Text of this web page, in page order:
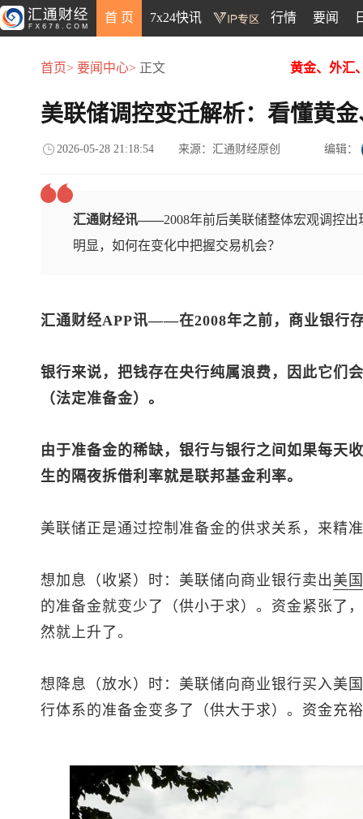
首 页 7x24快讯 行情 要闻
首页> 要闻中心> 正文 黄金、外汇
美联储调控变迁解析：看懂黄
2026-05-28 21:18:54 来源：汇通财经原创 编辑：
汇通财经讯——2008年前后美联储整体宏观调控
明显，如何在变化中把握交易机会？
汇通财经APP讯——在2008年之前，商业银行
银行来说，把钱存在央行纯属浪费，因此它们
（法定准备金）。
由于准备金的稀缺，银行与银行之间如果每天
生的隔夜拆借利率就是联邦基金利率。
美联储正是通过控制准备金的供求关系，来精
想加息（收紧）时：美联储向商业银行卖出 美国
的准备金就变少了（供小于求）。资金紧张了
然就上升了。
想降息（放水）时：美联储向商业银行买入美
行体系的准备金变多了（供大于求）。资金充